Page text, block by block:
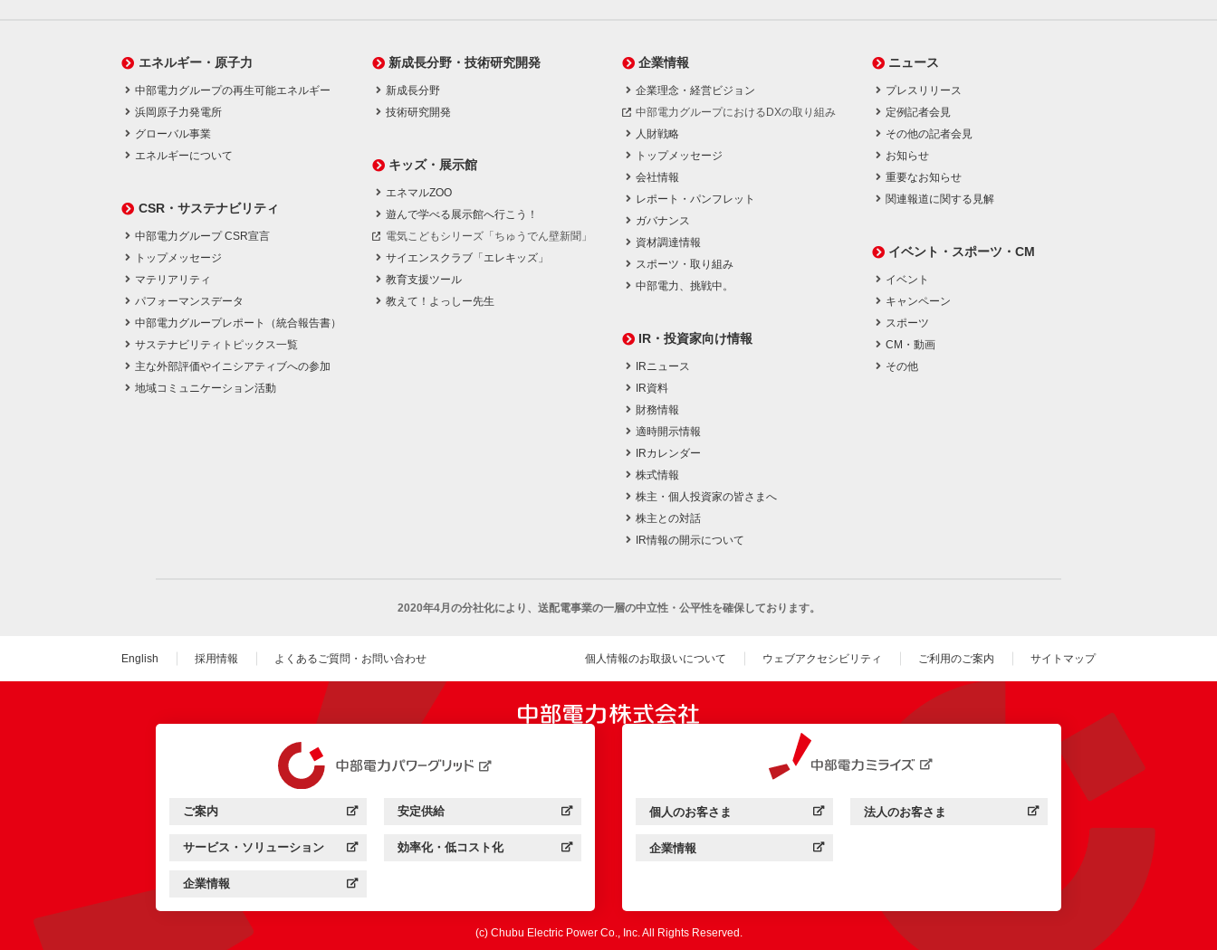
エネルギー・原子力
中部電力グループの再生可能エネルギー
浜岡原子力発電所
グローバル事業
エネルギーについて
CSR・サステナビリティ
中部電力グループ CSR宣言
トップメッセージ
マテリアリティ
パフォーマンスデータ
中部電力グループレポート（統合報告書）
サステナビリティトピックス一覧
主な外部評価やイニシアティブへの参加
地域コミュニケーション活動
新成長分野・技術研究開発
新成長分野
技術研究開発
キッズ・展示館
エネマルZOO
遊んで学べる展示館へ行こう！
電気こどもシリーズ「ちゅうでん壁新聞」
サイエンスクラブ「エレキッズ」
教育支援ツール
教えて！よっしー先生
企業情報
企業理念・経営ビジョン
中部電力グループにおけるDXの取り組み
人財戦略
トップメッセージ
会社情報
レポート・パンフレット
ガバナンス
資材調達情報
スポーツ・取り組み
中部電力、挑戦中。
IR・投資家向け情報
IRニュース
IR資料
財務情報
適時開示情報
IRカレンダー
株式情報
株主・個人投資家の皆さまへ
株主との対話
IR情報の開示について
ニュース
プレスリリース
定例記者会見
その他の記者会見
お知らせ
重要なお知らせ
関連報道に関する見解
イベント・スポーツ・CM
イベント
キャンペーン
スポーツ
CM・動画
その他
2020年4月の分社化により、 送配電事業の一層の中立性・公平性を確保しております。
English 採用情報 よくあるご質問・お問い合わせ 個人情報のお取扱いについて ウェブアクセシビリティ ご利用のご案内 サイトマップ
中部電力パワーグリッド：
ご案内
（新しいウィンドウを開きます） 中部電力パワーグリッド：
安定供給
（新しいウィンドウを開きます）
中部電力パワーグリッド：
サービス・ソリューション
（新しいウィンドウを開きます） 中部電力パワーグリッド：
効率化・低コスト化
（新しいウィンドウを開きます）
中部電力パワーグリッド：
企業情報
（新しいウィンドウを開きます）
中部電力ミライズ：
個人のお客さま
（新しいウィンドウを開きます） 中部電力ミライズ：
法人のお客さま
（新しいウィンドウを開きます）
中部電力ミライズ：
企業情報
（新しいウィンドウを開きます）
(c) Chubu Electric Power Co., Inc. All Rights Reserved.